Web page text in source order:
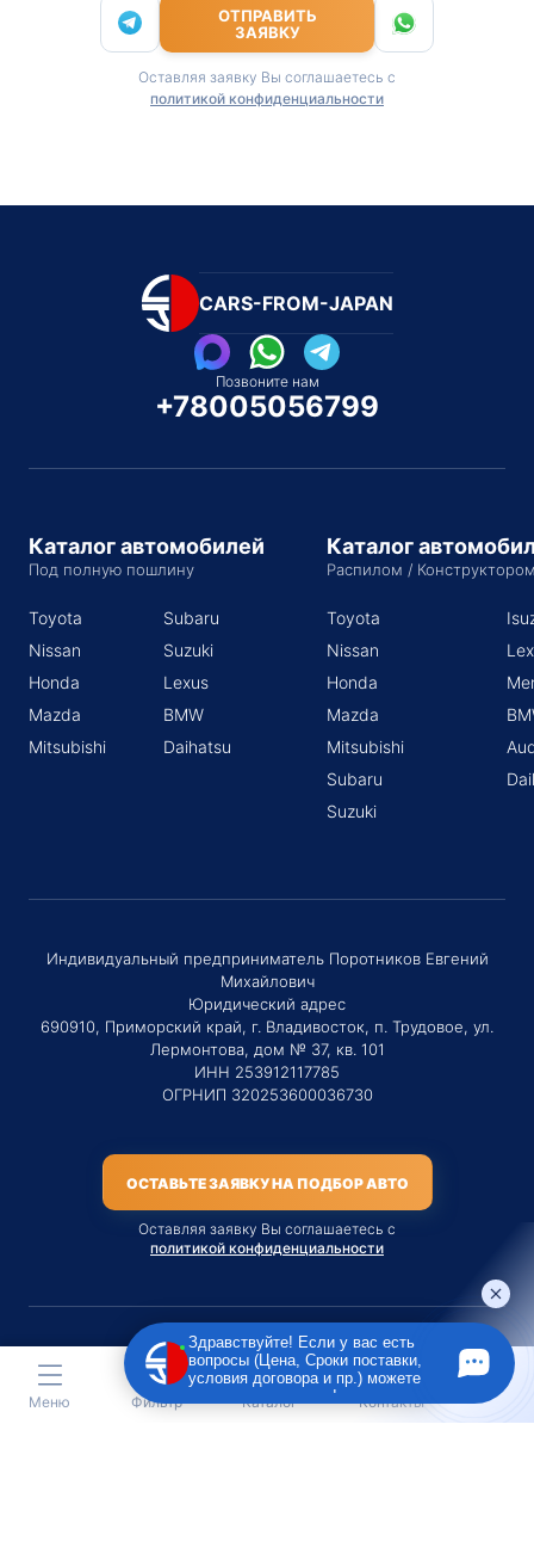
ОТПРАВИТЬ
ЗАЯВКУ
Оставляя заявку Вы соглашаетесь с
политикой конфиденциальности
CARS-FROM-JAPAN
Позвоните нам
+78005056799
Каталог автомобилей
Под полную пошлину
Toyota
Nissan
Honda
Mazda
Mitsubishi
Subaru
Suzuki
Lexus
BMW
Daihatsu
Каталог
Распилом /
Toyota
Nissan
Honda
Mazda
Mitsubishi
Subaru
Suzuki
Индивидуальный предприниматель Поротников Евгений
Михайлович
Юридический адрес
690910, Приморский край, г. Владивосток, п. Трудовое, ул.
Лермонтова, дом № 37, кв. 101
ИНН 253912117785
ОГРНИП 320253600036730
ОСТАВЬТЕ ЗАЯВКУ НА ПОДБОР АВТО
Оставляя заявку Вы соглашаетесь с
политикой конфиденциальности
Материалы данного сайта являются публичной офертой
только на услугу сопровождения Агентом приобретения
транспортного средства Клиентом.
Меню Фильтр Каталог Контакты
Здравствуйте! Если у вас есть
вопросы (Цена, Сроки поставки,
условия договора и пр.) можете
задать их мне в чат!